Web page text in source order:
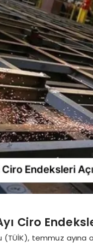
Ciro
(TÜİK), temmuz